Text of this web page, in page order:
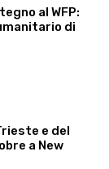
al WFP:
di
e del
a New